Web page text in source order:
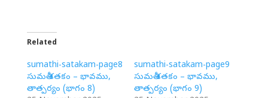
Related
sumathi-satakam-page8
సుమతీ శతకం – భావము,
తాత్పర్యం (భాగం 8)
sumathi-satakam-page9
సుమతీ శతకం – భావము,
తాత్పర్యం (భాగం 9)